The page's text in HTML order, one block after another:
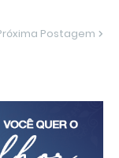
Postagem